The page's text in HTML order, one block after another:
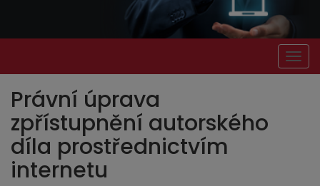
Právní úprava
zpřístupnění autorského
díla prostřednictvím
internetu